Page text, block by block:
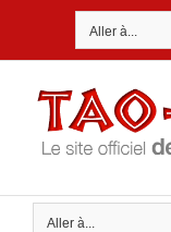
Aller à...
Aller à...